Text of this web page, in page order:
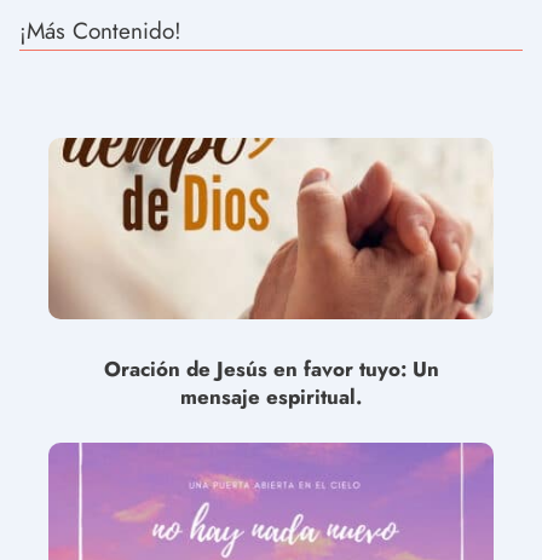
¡Más Contenido!
Oración de Jesús en favor tuyo: Un
mensaje espiritual.